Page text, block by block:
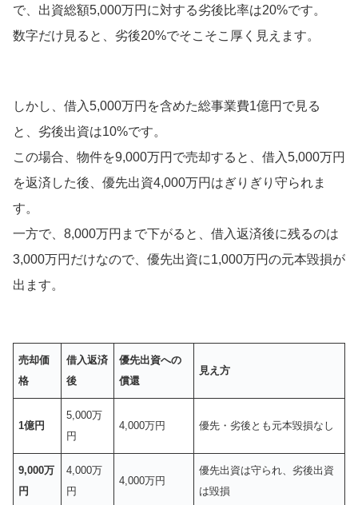
で、出資総額5,000万円に対する劣後比率は20%です。
数字だけ見ると、劣後20%でそこそこ厚く見えます。
しかし、借入5,000万円を含めた総事業費1億円で見る
と、劣後出資は10%です。
この場合、物件を9,000万円で売却すると、借入5,000万円
を返済した後、優先出資4,000万円はぎりぎり守られま
す。
一方で、8,000万円まで下がると、借入返済後に残るのは
3,000万円だけなので、優先出資に1,000万円の元本毀損が
出ます。
売却価
格
借入返済
後
優先出資への
償還
見え方
1億円
5,000万
円
4,000万円 優先・劣後とも元本毀損なし
9,000万
円
4,000万
円
4,000万円
優先出資は守られ、劣後出資
は毀損